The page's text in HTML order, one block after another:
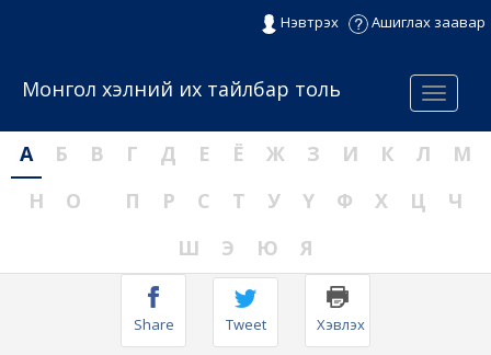
Нэвтрэх Ашиглах заавар
Menu
Монгол хэлний их тайлбар толь
А Б В Г Д Е Ё Ж З И К Л
М
Н
О П Р С Т У Ү Ф Х Ц
Ч
Ш
Э Ю Я
Share Tweet Хэвлэх